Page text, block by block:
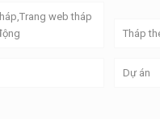
web tháp
Tháp
Dự án